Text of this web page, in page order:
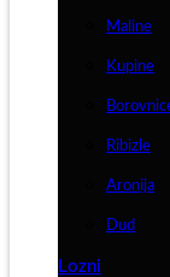
Maline
Kupine
Ribizle
Aronija
Dud
Lozni